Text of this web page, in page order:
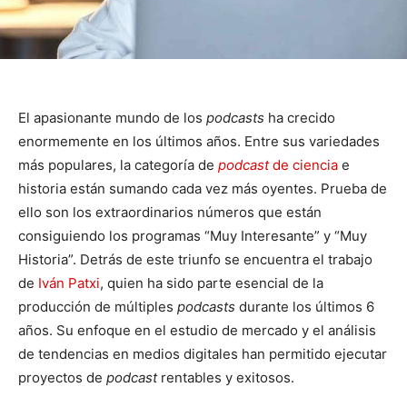
El apasionante mundo de los podcasts ha crecido
enormemente en los últimos años. Entre sus variedades
más populares, la categoría de podcastde ciencia e
historia están sumando cada vez más oyentes. Prueba de
ello son los extraordinarios números que están
consiguiendo los programas “Muy Interesante” y “Muy
Historia”. Detrás de este triunfo se encuentra el trabajo
de Iván Patxi, quien ha sido parte esencial de la
producción de múltiples podcasts durante los últimos 6
años. Su enfoque en el estudio de mercado y el análisis
de tendencias en medios digitales han permitido ejecutar
proyectos de podcast rentables y exitosos.